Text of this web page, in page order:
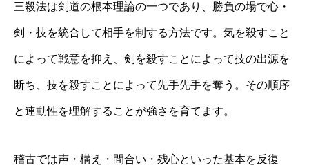
三殺法は剣道の根本理論の一つであり、勝負の場で心・
剣・技を統合して相手を制する方法です。気を殺すこと
によって戦意を抑え、剣を殺すことによって技の出源を
断ち、技を殺すことによって先手先手を奪う。その順序
と連動性を理解することが強さを育てます。
稽古では声・構え・間合い・残心といった基本を反復